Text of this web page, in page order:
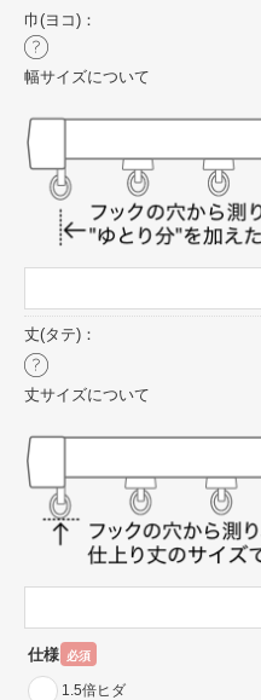
巾(ヨコ)：
幅サイズについて
丈(タテ)：
丈サイズについて
仕様 必須
1.5倍ヒダ